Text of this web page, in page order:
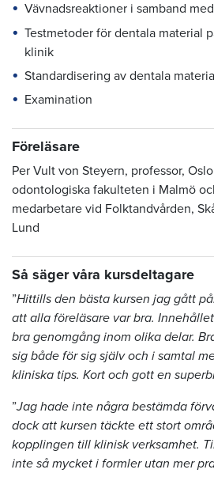
Vävnadsreaktioner i samband
Testmetoder för dentala material
klinik
Standardisering av dentala
Examination
Föreläsare
Per Vult von Steyern, professor,
odontologiska fakulteten i Malmö
medarbetare vid Folktandvården,
Lund
Så säger våra kursdeltagare
”Hittills den bästa kursen jag gått
att alla föreläsare var bra.
bra genomgång inom olika delar.
sig både för sig själv och i samtal
kliniska tips. Kort och gott en
”Jag hade inte några bestämda
dock att kursen täckte ett stort
kopplingen till klinisk verksamhet.
inte så mycket i formler utan mer